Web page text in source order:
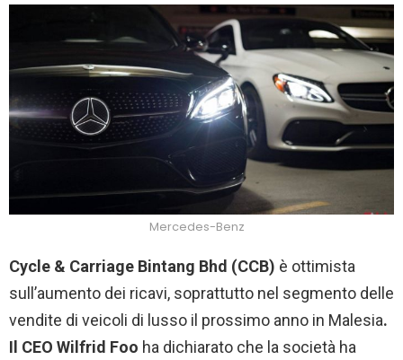
Mercedes-Benz
Cycle & Carriage Bintang Bhd (CCB) è ottimista
sull’aumento dei ricavi, soprattutto nel segmento delle
vendite di veicoli di lusso il prossimo anno in Malesia.
Il CEO Wilfrid Foo ha dichiarato che la società ha